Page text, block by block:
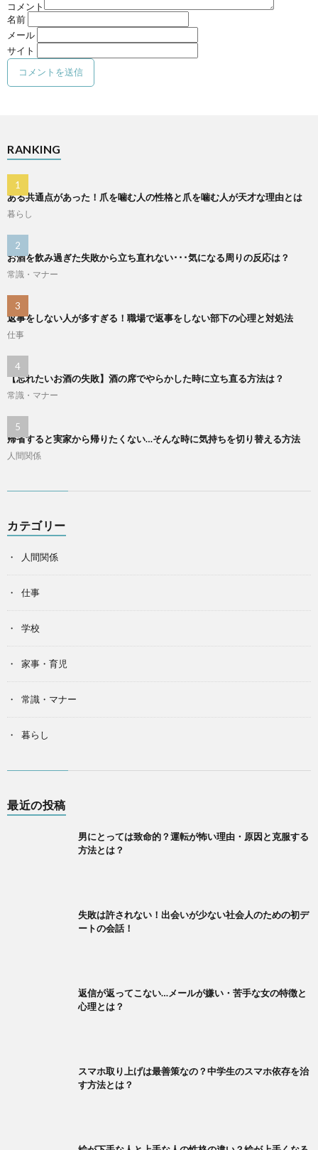
コメント
名前
メール
サイト
RANKING
ある共通点があった！爪を噛む人の性格と爪を噛む人が天才な理由とは
暮らし
お酒を飲み過ぎた失敗から立ち直れない･･･気になる周りの反応は？
常識・マナー
返事をしない人が多すぎる！職場で返事をしない部下の心理と対処法
仕事
【忘れたいお酒の失敗】酒の席でやらかした時に立ち直る方法は？
常識・マナー
帰省すると実家から帰りたくない…そんな時に気持ちを切り替える方法
人間関係
カテゴリー
人間関係
仕事
学校
家事・育児
常識・マナー
暮らし
最近の投稿
男にとっては致命的？運転が怖い理由・原因と克服する
方法とは？
失敗は許されない！出会いが少ない社会人のための初デ
ートの会話！
返信が返ってこない…メールが嫌い・苦手な女の特徴と
心理とは？
スマホ取り上げは最善策なの？中学生のスマホ依存を治
す方法とは？